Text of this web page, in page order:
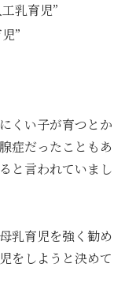
乳育児”
”
くい子が育つとか
症だったこともあ
と言われていまし
乳育児を強く勧め
をしようと決めて